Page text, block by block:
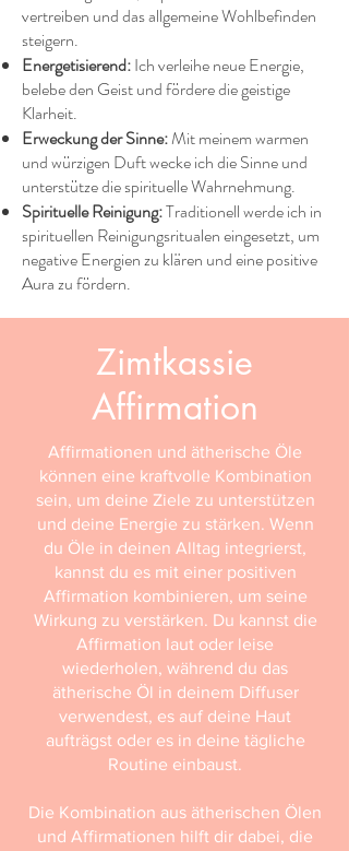
vertreiben und das allgemeine Wohlbefinden
steigern.​
Energetisierend:Ich verleihe neue Energie,
belebe den Geist und fördere die geistige
Klarheit.​
Erweckung der Sinne:Mit meinem warmen
und würzigen Duft wecke ich die Sinne und
unterstütze die spirituelle Wahrnehmung.​
Spirituelle Reinigung:Traditionell werde ich in
spirituellen Reinigungsritualen eingesetzt, um
negative Energien zu klären und eine positive
Aura zu fördern.​
Zimtkassie
Affirmation
Affirmationen und ätherische Öle
können eine kraftvolle Kombination
sein, um deine Ziele zu unterstützen
und deine Energie zu stärken. Wenn
du Öle in deinen Alltag integrierst,
kannst du es mit einer positiven
Affirmation kombinieren, um seine
Wirkung zu verstärken. Du kannst die
Affirmation laut oder leise
wiederholen, während du das
ätherische Öl in deinem Diffuser
verwendest, es auf deine Haut
aufträgst oder es in deine tägliche
Routine einbaust.
Die Kombination aus ätherischen Ölen
und Affirmationen hilft dir dabei, die